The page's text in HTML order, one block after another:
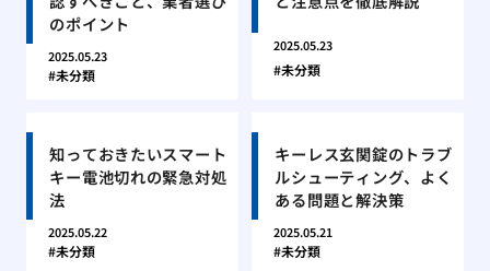
のポイント
2025.05.23
未分類
2025.05.23
未分類
知っておきたいスマート
キー電池切れの緊急対処
法
2025.05.22
未分類
キーレス玄関錠のトラブ
ルシューティング、よく
ある問題と解決策
2025.05.21
未分類